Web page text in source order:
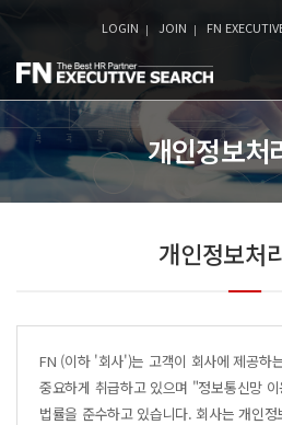
LOGIN JOIN FN
개인정보처
개인정보처
FN (이하 '회사')는 고객이 회사에 제공하
중요하게 취급하고 있으며 "정보통신망
법률을 준수하고 있습니다. 회사는 개인